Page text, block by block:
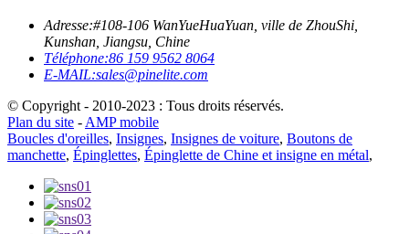
Adresse:#108-106 WanYueHuaYuan, ville de ZhouShi,
Kunshan, Jiangsu, Chine
Téléphone:86 159 9562 8064
E-MAIL:sales@pinelite.com
© Copyright - 2010-2023 : Tous droits réservés.
Plan du site - AMP mobile
Boucles d'oreilles, Insignes, Insignes de voiture, Boutons de
manchette, Épinglettes, Épinglette de Chine et insigne en métal,